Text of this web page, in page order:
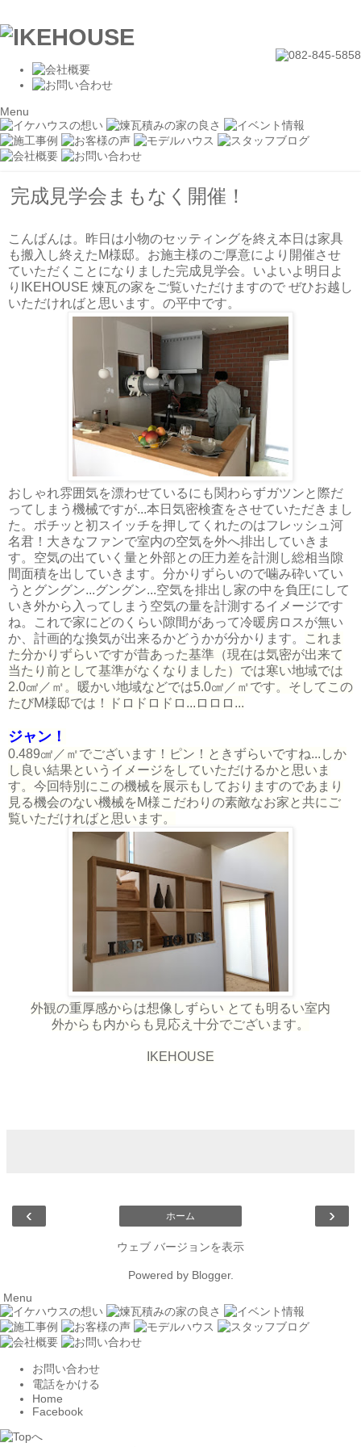
Menu
完成見学会まもなく開催！
こんばんは。昨日は小物のセッティングを終え本日は家具
も搬入し終えたM様邸。お施主様のご厚意により開催させ
ていただくことになりました完成見学会。いよいよ明日よ
りIKEHOUSE 煉瓦の家をご覧いただけますので ぜひお越し
いただければと思います。の平中です。
おしゃれ雰囲気を漂わせているにも関わらずガツンと際だ
ってしまう機械ですが...本日気密検査をさせていただきまし
た。ポチッと初スイッチを押してくれたのはフレッシュ河
名君！大きなファンで室内の空気を外へ排出していきま
す。空気の出ていく量と外部との圧力差を計測し総相当隙
間面積を出していきます。分かりずらいので噛み砕いてい
うとグングン...グングン...空気を排出し家の中を負圧にして
いき外から入ってしまう空気の量を計測するイメージです
ね。これで家にどのくらい隙間があって冷暖房ロスが無い
か、計画的な換気が出来るかどうかが分かります。
これま
た分かりずらいですが昔あった基準（現在は気密が出来て
当たり前として基準がなくなりました）では寒い地域では
2.0㎠／㎡。暖かい地域などでは5.0㎠／㎡です。そしてこの
たびM様邸では！ドロドロドロ...ロロロ...
ジャン！
0.489㎠／㎡でございます！ピン！ときずらいですね...しか
し良い結果というイメージをしていただけるかと思いま
す。今回特別にこの機械を展示もしておりますのであまり
見る機会のない機械をM様こだわりの素敵なお家と共にご
覧いただければと思います。
外観の重厚感からは想像しずらい とても明るい室内
外からも内からも見応え十分でございます。
IKEHOUSE
‹ ›
ホーム
ウェブ バージョンを表示
Powered by Blogger.
Menu
お問い合わせ
電話をかける
Home
Facebook